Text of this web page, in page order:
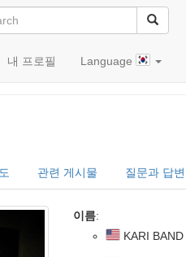
내 프로필 Language
관련 게시물 질문과 답변
이름:
KARI BAND